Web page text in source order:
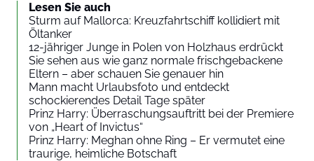
Lesen Sie auch
Sturm auf Mallorca: Kreuzfahrtschiff kollidiert mit
Öltanker
12-jähriger Junge in Polen von Holzhaus erdrückt
Sie sehen aus wie ganz normale frischgebackene
Eltern – aber schauen Sie genauer hin
Mann macht Urlaubsfoto und entdeckt
schockierendes Detail Tage später
Prinz Harry: Überraschungsauftritt bei der Premiere
von „Heart of Invictus“
Prinz Harry: Meghan ohne Ring – Er vermutet eine
traurige, heimliche Botschaft